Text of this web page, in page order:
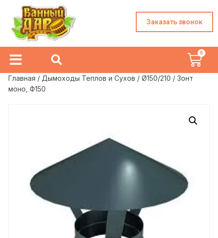
Заказать звонок
Главная /Дымоходы Теплов и Сухов /Ø150/210 / Зонт
моно, Ф150